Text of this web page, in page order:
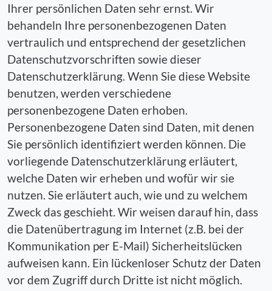
Ihrer persönlichen Daten sehr ernst. Wir
behandeln Ihre personenbezogenen Daten
vertraulich und entsprechend der gesetzlichen
Datenschutzvorschriften sowie dieser
Datenschutzerklärung. Wenn Sie diese Website
benutzen, werden verschiedene
personenbezogene Daten erhoben.
Personenbezogene Daten sind Daten, mit denen
Sie persönlich identifiziert werden können. Die
vorliegende Datenschutzerklärung erläutert,
welche Daten wir erheben und wofür wir sie
nutzen. Sie erläutert auch, wie und zu welchem
Zweck das geschieht. Wir weisen darauf hin, dass
die Datenübertragung im Internet (z.B. bei der
Kommunikation per E-Mail) Sicherheitslücken
aufweisen kann. Ein lückenloser Schutz der Daten
vor dem Zugriff durch Dritte ist nicht möglich.